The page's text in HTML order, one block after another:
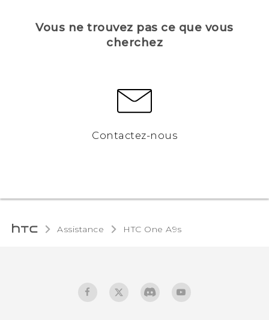
Vous ne trouvez pas ce que vous
cherchez
Contactez-nous
Assistance HTC One A9s‎